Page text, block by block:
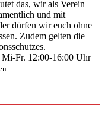
das, wir als Verein
und mit
dürfen wir euch ohne
Zudem gelten die
Fr. 12:00-16:00 Uhr